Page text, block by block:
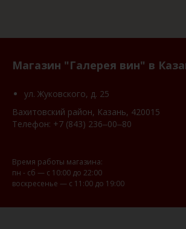
Магазин "Галерея вин" в
ул. Жуковского, д. 25
Вахитовский район, Казань, 420015
Телефон: +7 (843) 236‒00‒80
Время работы магазина:
пн - сб — с 10:00 до 22:00
воскресенье — с 11:00 до 19:00